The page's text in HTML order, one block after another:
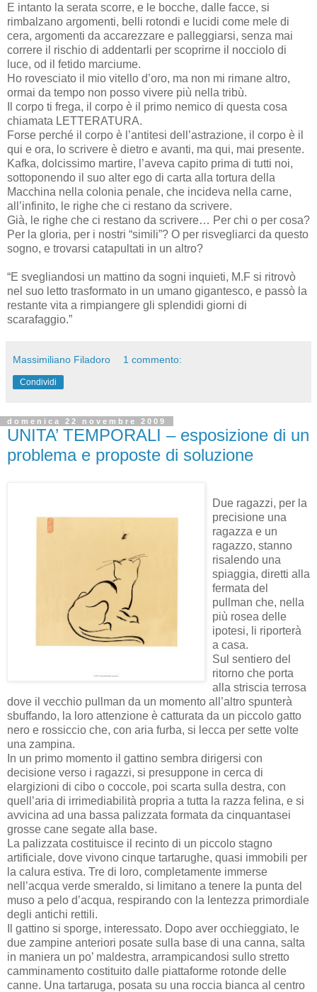
E intanto la serata scorre, e le bocche, dalle facce, si
rimbalzano argomenti, belli rotondi e lucidi come mele di
cera, argomenti da accarezzare e palleggiarsi, senza mai
correre il rischio di addentarli per scoprirne il nocciolo di
luce, od il fetido marciume.
Ho rovesciato il mio vitello d’oro, ma non mi rimane altro,
ormai da tempo non posso vivere più nella tribù.
Il corpo ti frega, il corpo è il primo nemico di questa cosa
chiamata LETTERATURA.
Forse perché il corpo è l’antitesi dell’astrazione, il corpo è il
qui e ora, lo scrivere è dietro e avanti, ma qui, mai presente.
Kafka, dolcissimo martire, l’aveva capito prima di tutti noi,
sottoponendo il suo alter ego di carta alla tortura della
Macchina nella colonia penale, che incideva nella carne,
all’infinito, le righe che ci restano da scrivere.
Già, le righe che ci restano da scrivere… Per chi o per cosa?
Per la gloria, per i nostri “simili”? O per risvegliarci da questo
sogno, e trovarsi catapultati in un altro?
“E svegliandosi un mattino da sogni inquieti, M.F si ritrovò
nel suo letto trasformato in un umano gigantesco, e passò la
restante vita a rimpiangere gli splendidi giorni di
scarafaggio.”
Massimiliano Filadoro 1 commento:
Condividi
domenica 22 novembre 2009
UNITA’ TEMPORALI – esposizione di un
problema e proposte di soluzione
Due ragazzi, per la
precisione una
ragazza e un
ragazzo, stanno
risalendo una
spiaggia, diretti alla
fermata del
pullman che, nella
più rosea delle
ipotesi, li riporterà
a casa.
Sul sentiero del
ritorno che porta
alla striscia terrosa
dove il vecchio pullman da un momento all’altro spunterà
sbuffando, la loro attenzione è catturata da un piccolo gatto
nero e rossiccio che, con aria furba, si lecca per sette volte
una zampina.
In un primo momento il gattino sembra dirigersi con
decisione verso i ragazzi, si presuppone in cerca di
elargizioni di cibo o coccole, poi scarta sulla destra, con
quell’aria di irrimediabilità propria a tutta la razza felina, e si
avvicina ad una bassa palizzata formata da cinquantasei
grosse cane segate alla base.
La palizzata costituisce il recinto di un piccolo stagno
artificiale, dove vivono cinque tartarughe, quasi immobili per
la calura estiva. Tre di loro, completamente immerse
nell’acqua verde smeraldo, si limitano a tenere la punta del
muso a pelo d’acqua, respirando con la lentezza primordiale
degli antichi rettili.
Il gattino si sporge, interessato. Dopo aver occhieggiato, le
due zampine anteriori posate sulla base di una canna, salta
in maniera un po’ maldestra, arrampicandosi sullo stretto
camminamento costituito dalle piattaforme rotonde delle
canne. Una tartaruga, posata su una roccia bianca al centro